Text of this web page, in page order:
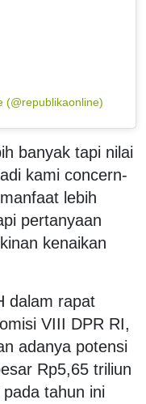
(@republikaonline)
banyak tapi nilai
kami concern-
lebih
pertanyaan
kenaikan
dalam rapat
VIII DPR RI,
adanya potensi
Rp5,65 triliun
tahun ini